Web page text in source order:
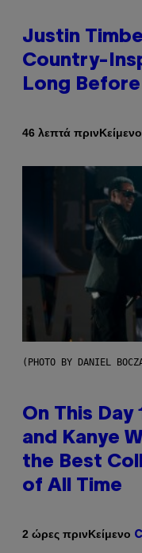
Justin
Country-
Long
46 λεπτά πρινΚείμενο
(PHOTO BY DANIEL
On This Day
and Kanye
the Best
of All Time
2 ώρες πρινΚείμενο